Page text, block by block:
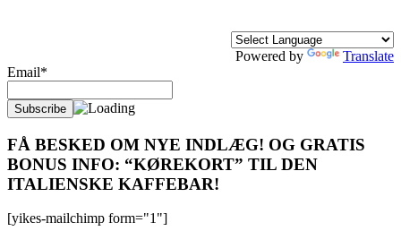
Powered by
Translate
Email*
FÅ BESKED OM NYE INDLÆG! OG GRATIS
BONUS INFO: “KØREKORT” TIL DEN
ITALIENSKE KAFFEBAR!
[yikes-mailchimp form="1"]